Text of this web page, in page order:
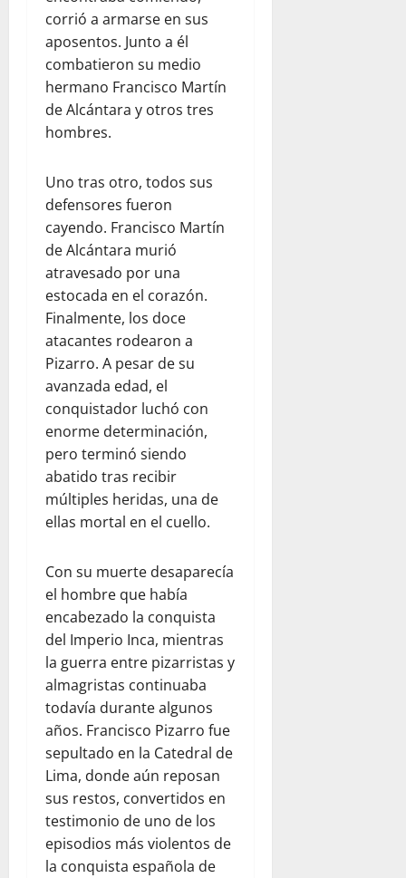
corrió a armarse en sus
aposentos. Junto a él
combatieron su medio
hermano Francisco Martín
de Alcántara y otros tres
hombres.
Uno tras otro, todos sus
defensores fueron
cayendo. Francisco Martín
de Alcántara murió
atravesado por una
estocada en el corazón.
Finalmente, los doce
atacantes rodearon a
Pizarro. A pesar de su
avanzada edad, el
conquistador luchó con
enorme determinación,
pero terminó siendo
abatido tras recibir
múltiples heridas, una de
ellas mortal en el cuello.
Con su muerte desaparecía
el hombre que había
encabezado la conquista
del Imperio Inca, mientras
la guerra entre pizarristas y
almagristas continuaba
todavía durante algunos
años. Francisco Pizarro fue
sepultado en la Catedral de
Lima, donde aún reposan
sus restos, convertidos en
testimonio de uno de los
episodios más violentos de
la conquista española de